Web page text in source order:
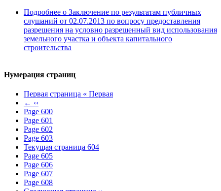
Подробнее о Заключение по результатам публичных
слушаний от 02.07.2013 по вопросу предоставления
разрешения на условно разрешенный вид использования
земельного участка и объекта капитального
строительства
Нумерация страниц
Первая страница « Первая
← ‹‹
Page 600
Page 601
Page 602
Page 603
Текущая страница 604
Page 605
Page 606
Page 607
Page 608